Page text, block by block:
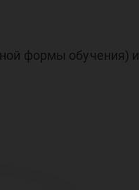
формы обучения)